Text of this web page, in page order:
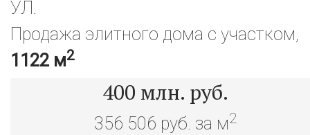
УЛ.
Продажа элитного дома с участком,
1122 м2
400 млн. руб.
356 506 руб. за м2